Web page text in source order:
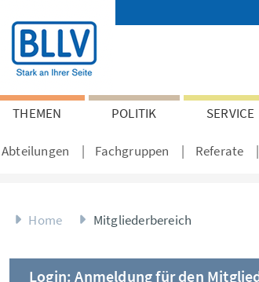
THEMEN POLITIK SERVICE
Abteilungen Fachgruppen Referate
Home Mitgliederbereich
Login: Anmeldung für den